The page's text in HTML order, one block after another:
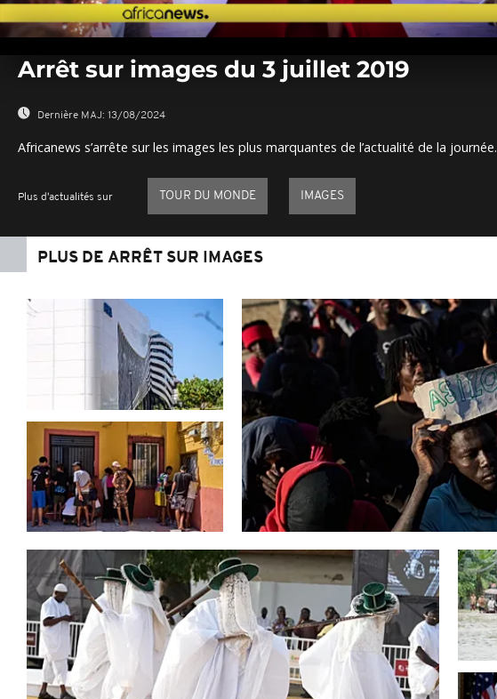
seconds
0%
Arrêt sur images du 3 juillet 2019
Dernière MAJ: 13/08/2024
Africanews s’arrête sur les images les plus marquantes de l’actualité de la journée.
Plus d'actualités sur TOUR DU MONDE IMAGES
PLUS DE ARRÊT SUR IMAGES